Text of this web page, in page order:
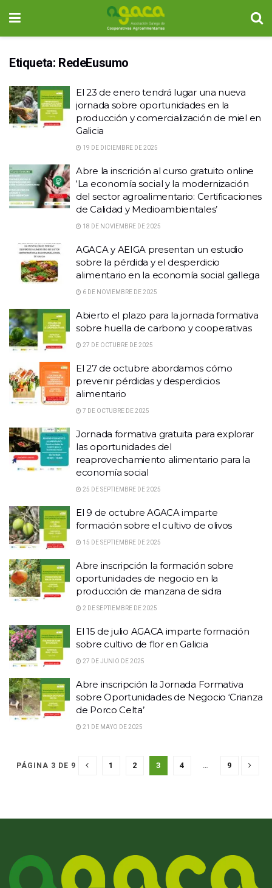
Etiqueta: RedeEusumo
El 23 de enero tendrá lugar una nueva
jornada sobre oportunidades en la
producción y comercialización de miel en
Galicia
19 DE DICIEMBRE DE 2025
Abre la inscrición al curso gratuito online
‘La economía social y la modernización
del sector agroalimentario: Certificaciones
de Calidad y Medioambientales’
18 DE NOVIEMBRE DE 2025
AGACA y AEIGA presentan un estudio
sobre la pérdida y el desperdicio
alimentario en la economía social gallega
6 DE NOVIEMBRE DE 2025
Abierto el plazo para la jornada formativa
sobre huella de carbono y cooperativas
27 DE OCTUBRE DE 2025
El 27 de octubre abordamos cómo
prevenir pérdidas y desperdicios
alimentario
7 DE OCTUBRE DE 2025
Jornada formativa gratuita para explorar
las oportunidades del
reaprovechamiento alimentario para la
economía social
25 DE SEPTIEMBRE DE 2025
El 9 de octubre AGACA imparte
formación sobre el cultivo de olivos
15 DE SEPTIEMBRE DE 2025
Abre inscripción la formación sobre
oportunidades de negocio en la
producción de manzana de sidra
2 DE SEPTIEMBRE DE 2025
El 15 de julio AGACA imparte formación
sobre cultivo de flor en Galicia
27 DE JUNIO DE 2025
Abre inscripción la Jornada Formativa
sobre Oportunidades de Negocio ‘Crianza
de Porco Celta’
21 DE MAYO DE 2025
PÁGINA 3 DE 9 1 2 3 4 … 9